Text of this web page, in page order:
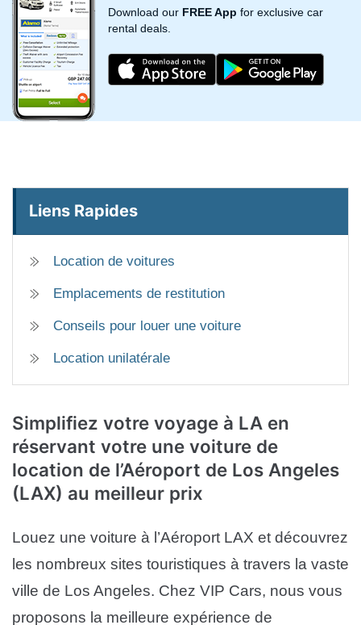
Download our FREE App for exclusive car
rental deals.
Liens Rapides
Location de voitures
Emplacements de restitution
Conseils pour louer une voiture
Location unilatérale
Simplifiez votre voyage à LA en
réservant votre une voiture de
location de l’Aéroport de Los Angeles
(LAX) au meilleur prix
Louez une voiture à l’Aéroport LAX et découvrez
les nombreux sites touristiques à travers la vaste
ville de Los Angeles. Chez VIP Cars, nous vous
proposons la meilleure expérience de